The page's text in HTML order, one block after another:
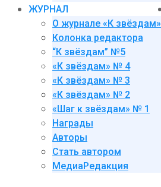
ЖУРНАЛ
О журнале «К звёздам»
Колонка редактора
“К звёздам” №5
«К звёздам» № 4
«К звёздам» № 3
«К звёздам» № 2
«Шаг к звёздам» № 1
Награды
Авторы
Стать автором
МедиаРедакция